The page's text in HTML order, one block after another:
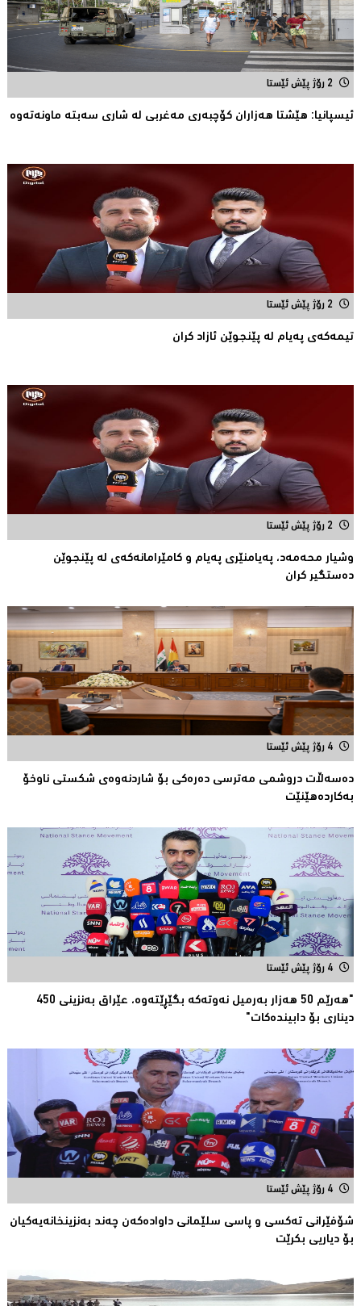
2 رۆژ پێش ئێستا
ئیسپانیا: هێشتا هه‌زاران كۆچبه‌ری مه‌غربی له‌ شاری سه‌بته‌ ماونه‌ته‌وه‌
2 رۆژ پێش ئێستا
تیمه‌كه‌ی په‌یام له‌ پێنجوێن ئازاد كران
2 رۆژ پێش ئێستا
وشیار محه‌مه‌د، په‌یامنێری په‌یام و كامێرامانه‌كه‌ی له‌ پێنجوێن
ده‌ستگیر كران
4 رۆژ پێش ئێستا
دەسەڵات دروشمی مەترسی دەرەكی بۆ شاردنەوەی شكستی ناوخۆ
بەكاردەهێنێت
4 رۆژ پێش ئێستا
"هەرێم 50 هەزار بەرمیل نەوتەكە بگێڕێتەوە، عێراق بەنزینی 450
دیناری بۆ دابیندەكات"
4 رۆژ پێش ئێستا
شۆفێرانی تەكسی و پاسی سلێمانی داوادەكەن چەند بەنزینخانەیەكیان
بۆ دیاریی بکرێت